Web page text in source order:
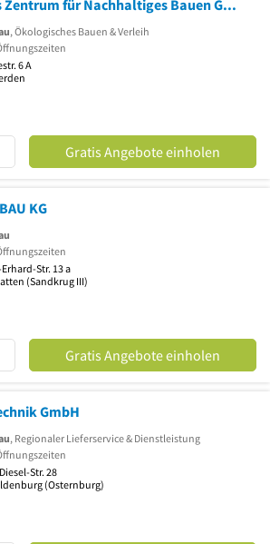
Norddeutsches Zentrum für Nachhaltiges Bauen GmbH
, Ökologisches Bauen & Verleih
6 A
Gratis Angebote einholen
KG
Str. 13 a
(Sandkrug III)
Gratis Angebote einholen
GmbH
, Regionaler Lieferservice & Dienstleistung
Str. 28
(Osternburg)